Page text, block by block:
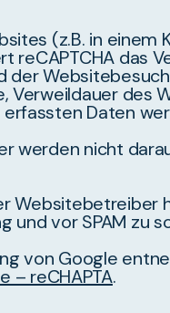
(z.B. in
reCAPTCHA das
der
Verweildauer des
Daten
werden nicht
vor SPAM zu
von Google
– reCHAPTA.